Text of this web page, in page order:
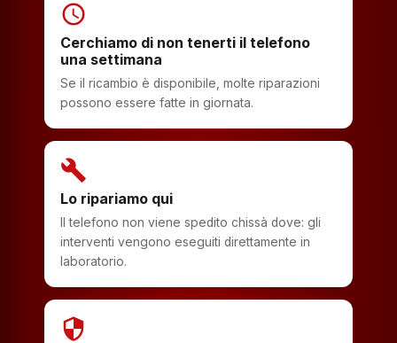
schedule
Cerchiamo di non tenerti il telefono
una settimana
Se il ricambio è disponibile, molte riparazioni
possono essere fatte in giornata.
build
Lo ripariamo qui
Il telefono non viene spedito chissà dove: gli
interventi vengono eseguiti direttamente in
laboratorio.
security